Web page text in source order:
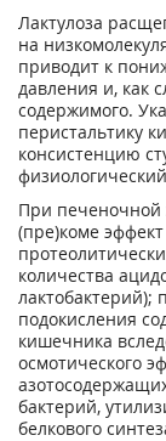
Лактулоза
на
приводит к
давления и, как
содержимого.
перистальтику
консистенцию
При печеночной
(пре)коме
количества
лактобактерий);
подокисления
кишечника
осмотического
бактерий,
белкового